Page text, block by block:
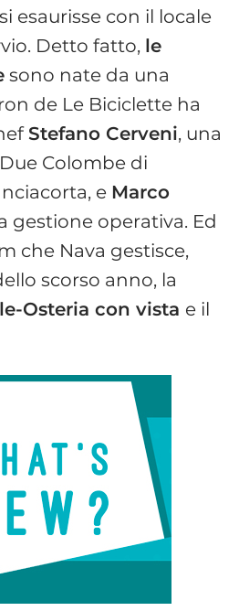
esaurisse con il locale
Detto fatto, le
sono nate da una
de Le Biciclette ha
Stefano Cerveni, una
Colombe di
e Marco
gestione operativa. Ed
che Nava gestisce,
scorso anno, la
Osteria con vista e il